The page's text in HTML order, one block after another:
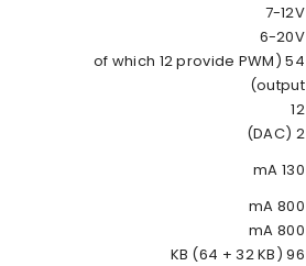
7-12V
6-20V
54 (of which 12 provide PWM
output)
12
2 (DAC)
130 mA
800 mA
800 mA
96 KB (64 + 32 KB)